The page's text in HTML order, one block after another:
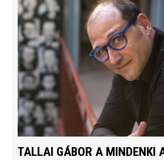
TALLAI GÁBOR A MINDENKI